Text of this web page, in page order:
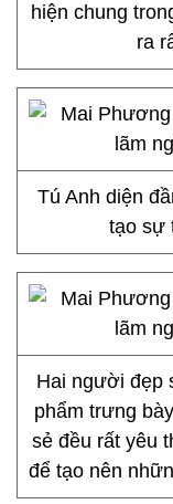
hiện chung
ra
Tú Anh diện
tạo sự
Hai người đẹp
phẩm trưng
sẻ đều rất yêu
để tạo nên